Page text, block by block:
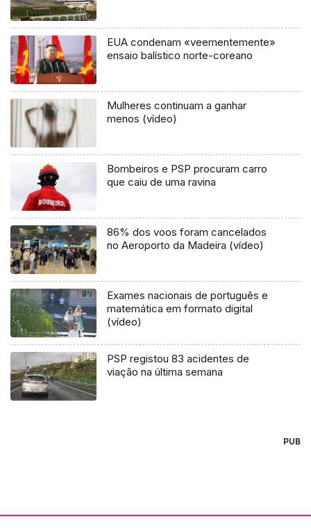
EUA condenam «veementemente»
ensaio balístico norte-coreano
Mulheres continuam a ganhar
menos (vídeo)
Bombeiros e PSP procuram carro
que caiu de uma ravina
86% dos voos foram cancelados
no Aeroporto da Madeira (vídeo)
Exames nacionais de português e
matemática em formato digital
(vídeo)
PSP registou 83 acidentes de
viação na última semana
PUB